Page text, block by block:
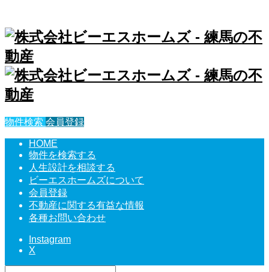
物件検索 会員登録
HOME
物件を検索する
人生設計を相談する
ビーエスホームズについて
会員登録
不動産に関する有益な情報
各種お問い合わせ
Instagram
X